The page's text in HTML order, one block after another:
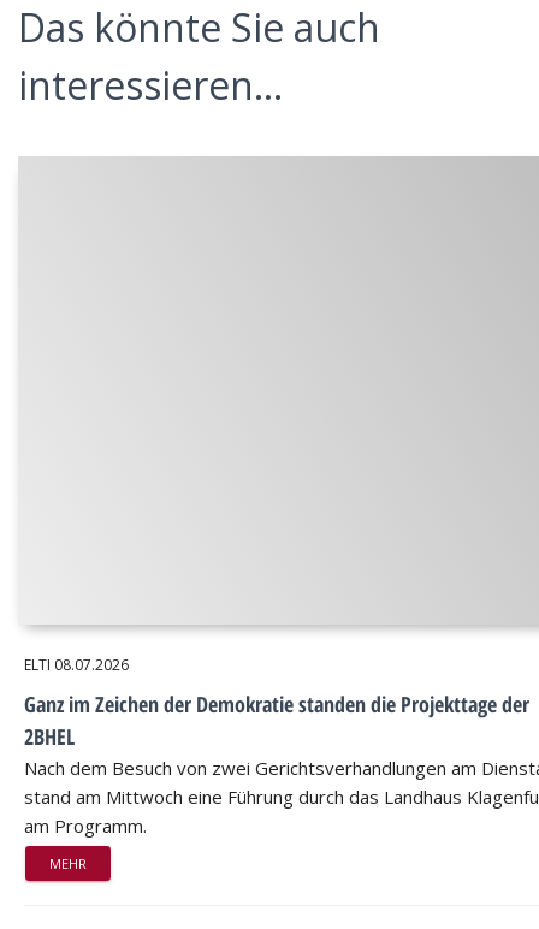
Das könnte Sie auch
interessieren...
ELTI 08.07.2026
Ganz im Zeichen der Demokratie standen die Projekttage der
2BHEL
Nach dem Besuch von zwei Gerichtsverhandlungen am
stand am Mittwoch eine Führung durch das Landhaus
am Programm.
MEHR